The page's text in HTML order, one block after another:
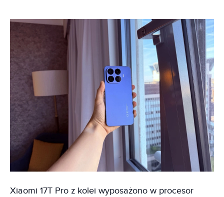
Xiaomi 17T Pro z kolei wyposażono w procesor